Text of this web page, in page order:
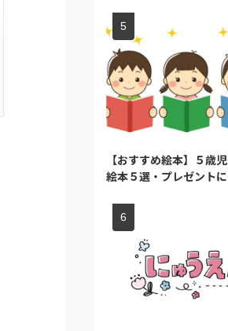
【おすすめ絵本】５歳
絵本５選・プレゼント